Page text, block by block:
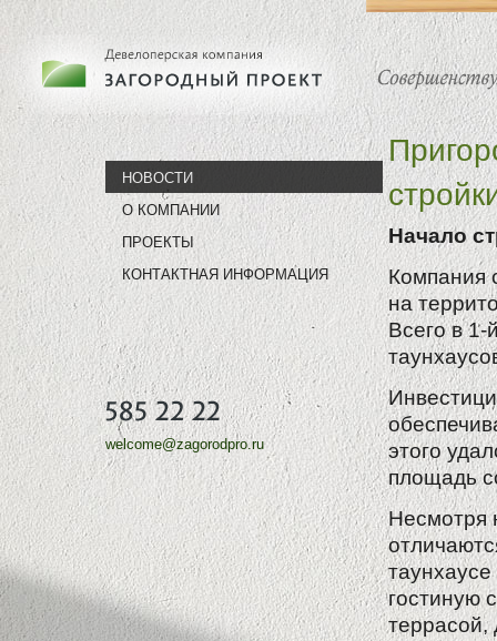
НОВОСТИ
О КОМПАНИИ
ПРОЕКТЫ
КОНТАКТНАЯ ИНФОРМАЦИЯ
welcome@zagorodpro.ru
Начало
Компания
на
Всего в 1-
этого
площадь
Несмотря
гостиную
террасой,